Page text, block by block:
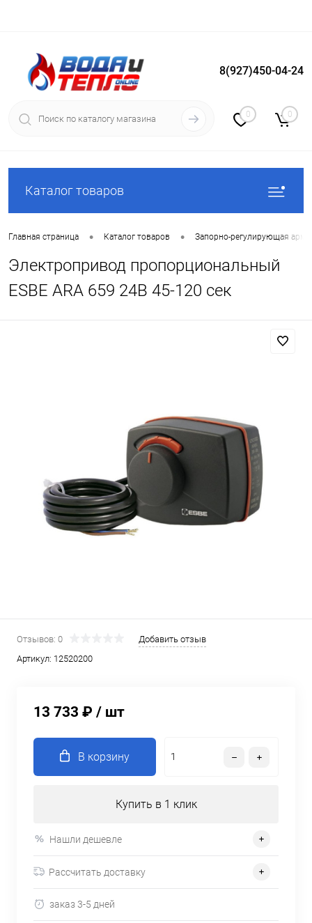
Вход Регистрация
8(927)450-04-24
0 0
Каталог товаров
Главная страница • Каталог товаров • Запорно-регулирующая
Электропривод пропорциональный
ESBE ARA 659 24B 45-120 сек
Отзывов: 0
Добавить отзыв
Артикул: 12520200
13 733 ₽ / шт
В корзину
Купить в 1 клик
Нашли дешевле
Рассчитать доставку
заказ 3-5 дней